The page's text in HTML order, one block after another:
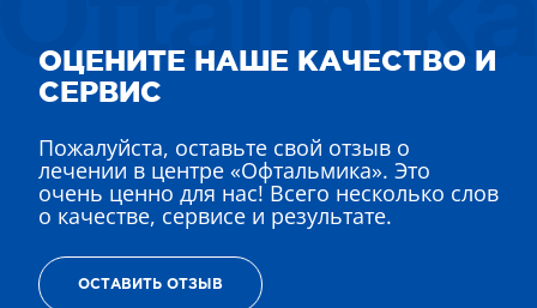
ТЕРАПИЯ
ОЦЕНИТЕ НАШЕ КАЧЕСТВО И
СЕРВИС
Пожалуйста, оставьте свой отзыв о
лечении в центре «Офтальмика». Это
очень ценно для нас! Всего несколько слов
о качестве, сервисе и результате.
ОСТАВИТЬ ОТЗЫВ